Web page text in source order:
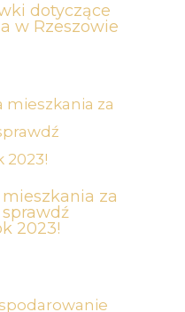
dotyczące
w Rzeszowie
za
2023!